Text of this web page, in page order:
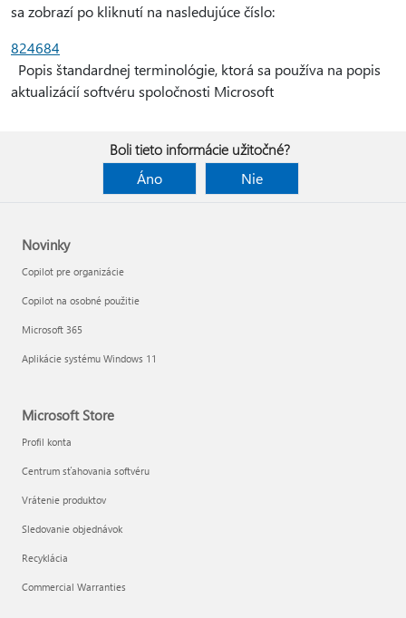
sa zobrazí po kliknutí na nasledujúce číslo:
824684
Popis štandardnej terminológie, ktorá sa používa na popis
aktualizácií softvéru spoločnosti Microsoft
Boli tieto informácie užitočné?
Áno
Nie
Novinky
Copilot pre organizácie
Copilot na osobné použitie
Microsoft 365
Aplikácie systému Windows 11
Microsoft Store
Profil konta
Centrum sťahovania softvéru
Vrátenie produktov
Sledovanie objednávok
Recyklácia
Commercial Warranties